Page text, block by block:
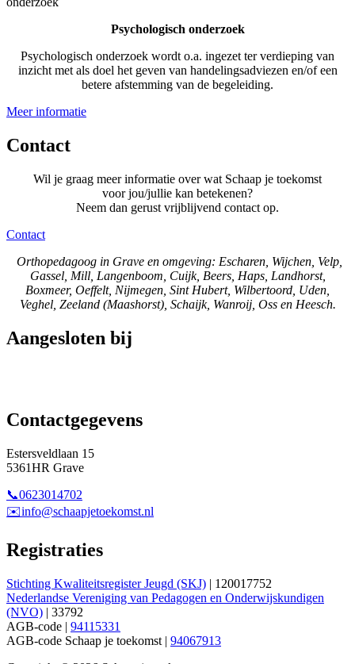
Psychologisch onderzoek
Psychologisch onderzoek wordt o.a. ingezet ter verdieping van
inzicht met als doel het geven van handelingsadviezen en/of een
betere afstemming van de begeleiding.
Meer informatie
Contact
Wil je graag meer informatie over wat Schaap je toekomst
voor jou/jullie kan betekenen?
Neem dan gerust vrijblijvend contact op.
Contact
Orthopedagoog in Grave en omgeving: Escharen, Wijchen, Velp,
Gassel, Mill, Langenboom, Cuijk, Beers, Haps, Landhorst,
Boxmeer, Oeffelt, Nijmegen, Sint Hubert, Wilbertoord, Uden,
Veghel, Zeeland (Maashorst), Schaijk, Wanroij, Oss en Heesch.
Aangesloten bij
Contactgegevens
Estersveldlaan 15
5361HR Grave
📞0623014702
✉️info@schaapjetoekomst.nl
Registraties
Stichting Kwaliteitsregister Jeugd (SKJ) | 120017752
Nederlandse Vereniging van Pedagogen en Onderwijskundigen
(NVO) | 33792
AGB-code | 94115331
AGB-code Schaap je toekomst | 94067913